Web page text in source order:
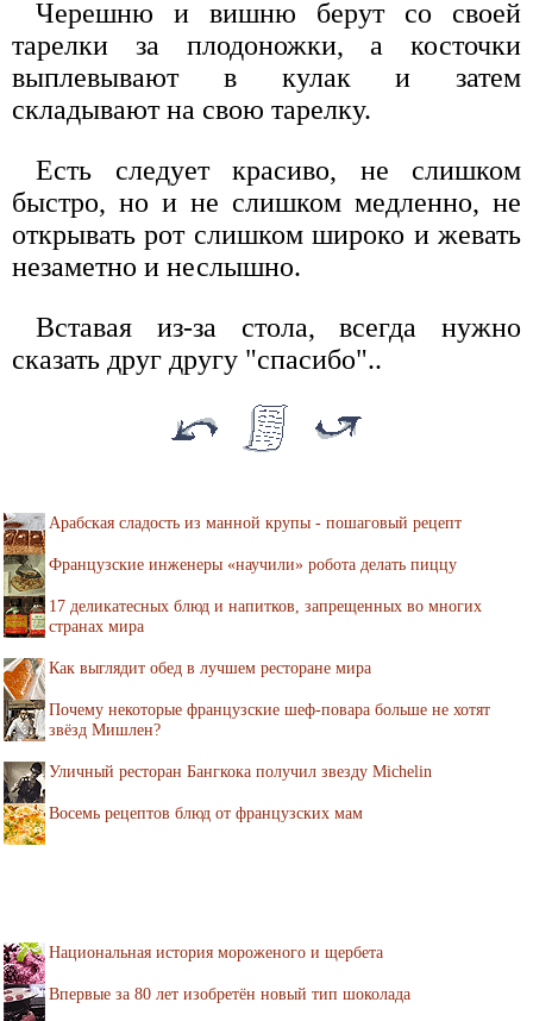
Черешню и вишню берут со своей
тарелки за плодоножки, а косточки
выплевывают в кулак и затем
складывают на свою тарелку.
Есть следует красиво, не слишком
быстро, но и не слишком медленно, не
открывать рот слишком широко и жевать
незаметно и неслышно.
Вставая из-за стола, всегда нужно
сказать друг другу "спасибо"..
Арабская сладость из манной крупы - пошаговый рецепт
Французские инженеры «научили» робота делать пиццу
17 деликатесных блюд и напитков, запрещенных во многих
странах мира
Как выглядит обед в лучшем ресторане мира
Почему некоторые французские шеф-повара больше не хотят
звёзд Мишлен?
Уличный ресторан Бангкока получил звезду Michelin
Восемь рецептов блюд от французских мам
Национальная история мороженого и щербета
Впервые за 80 лет изобретён новый тип шоколада